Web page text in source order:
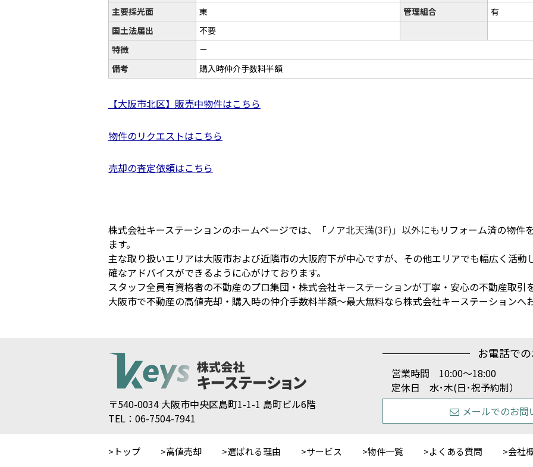
主要採光面
東 管理組合
有
国土法届出
不要
特徴
－
備考
購入時仲介手数料半額
【大阪市北区】販売中物件はこちら
物件のリクエストはこちら
売却の査定依頼はこちら
株式会社キーステーションのホームページでは、「ノア北天満(3F)」以外にも リフォーム済の物件
ます。
主な取り扱いエリアは大阪市および近隣市の大阪府下が中心ですが、その他エリアでも幅広く活動
確なアドバイスができるように心がけております。
スタッフ全員有資格者の不動産のプロ集団・株式会社キーステーションが丁寧・安心の不動産取引
大阪市で不動産の高値売却・購入時の仲介手数料半額～最大無料なら株式会社キーステーションへ
〒540-0034 大阪市中央区島町1-1-1 島町ビル6階
TEL：06-7504-7941
お電話で
営業時間 10:00～18:00
定休日 水･木(日･祝予約制）
メールでのお問
トップ 高値売却 選ばれる理由 サービス 物件一覧 よくある質問 会社